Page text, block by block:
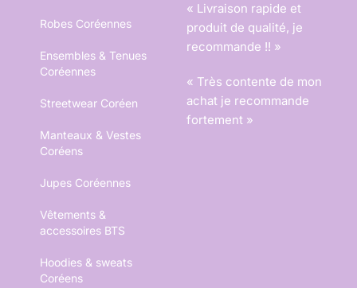
Robes Coréennes
Ensembles & Tenues
Coréennes
Streetwear Coréen
Manteaux & Vestes
Coréens
Jupes Coréennes
Vêtements &
accessoires BTS
Hoodies & sweats
Coréens
« Livraison rapide et
produit de qualité, je
recommande !! »
« Très contente de mon
achat je recommande
fortement »